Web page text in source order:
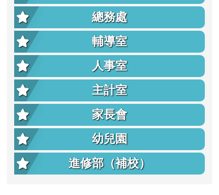
總務處
輔導室
人事室
主計室
家長會
幼兒園
進修部（補校）